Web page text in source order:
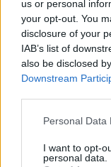
us or personal
your opt-out. You
disclosure of your
IAB’s list of
also be disclosed
Downstream
Personal Data
I want to opt-
personal data.